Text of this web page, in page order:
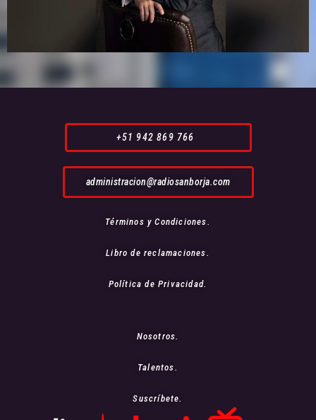
+51 942 869 766
administracion@radiosanborja.com
Términos y Condiciones.
Libro de reclamaciones.
Política de Privacidad.
Nosotros.
Talentos.
Suscríbete.